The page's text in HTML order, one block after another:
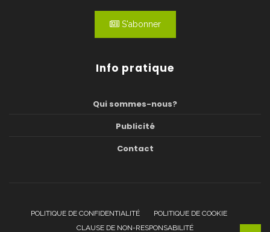
S'abonner
Info pratique
Qui sommes-nous?
Publicité
Contact
POLITIQUE DE CONFIDENTIALITÉ
POLITIQUE DE COOKIE
CLAUSE DE NON-RESPONSABILITÉ